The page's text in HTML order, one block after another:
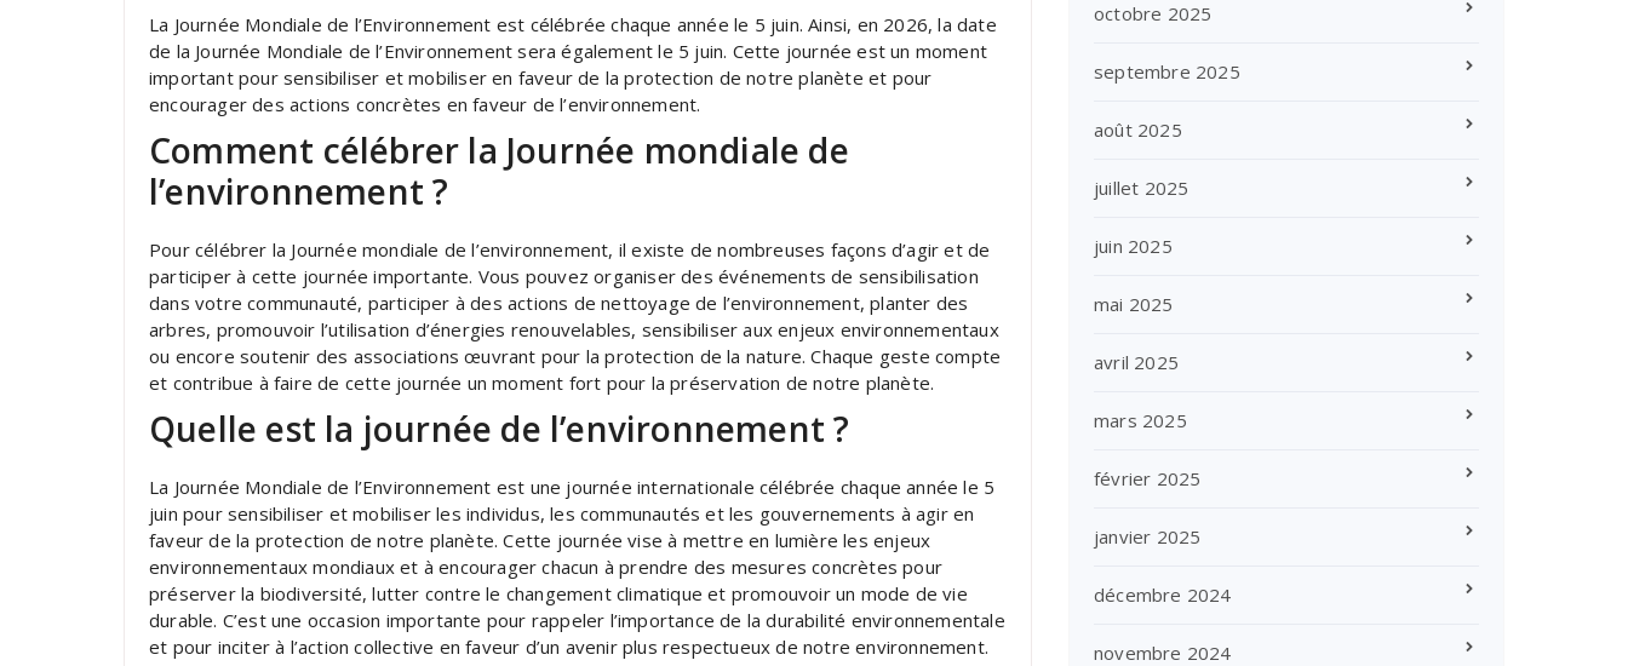
La Journée Mondiale de l’Environnement est célébrée chaque année le 5 juin. Ainsi, en 2026, la date
de la Journée Mondiale de l’Environnement sera également le 5 juin. Cette journée est un moment
important pour sensibiliser et mobiliser en faveur de la protection de notre planète et pour
encourager des actions concrètes en faveur de l’environnement.
Comment célébrer la Journée mondiale de
l’environnement ?
Pour célébrer la Journée mondiale de l’environnement, il existe de nombreuses façons d’agir et de
participer à cette journée importante. Vous pouvez organiser des événements de sensibilisation
dans votre communauté, participer à des actions de nettoyage de l’environnement, planter des
arbres, promouvoir l’utilisation d’énergies renouvelables, sensibiliser aux enjeux environnementaux
ou encore soutenir des associations œuvrant pour la protection de la nature. Chaque geste compte
et contribue à faire de cette journée un moment fort pour la préservation de notre planète.
Quelle est la journée de l’environnement ?
La Journée Mondiale de l’Environnement est une journée internationale célébrée chaque année le 5
juin pour sensibiliser et mobiliser les individus, les communautés et les gouvernements à agir en
faveur de la protection de notre planète. Cette journée vise à mettre en lumière les enjeux
environnementaux mondiaux et à encourager chacun à prendre des mesures concrètes pour
préserver la biodiversité, lutter contre le changement climatique et promouvoir un mode de vie
durable. C’est une occasion importante pour rappeler l’importance de la durabilité environnementale
et pour inciter à l’action collective en faveur d’un avenir plus respectueux de notre environnement.
octobre 2025
septembre 2025
août 2025
juillet 2025
juin 2025
mai 2025
avril 2025
mars 2025
février 2025
janvier 2025
décembre 2024
novembre 2024